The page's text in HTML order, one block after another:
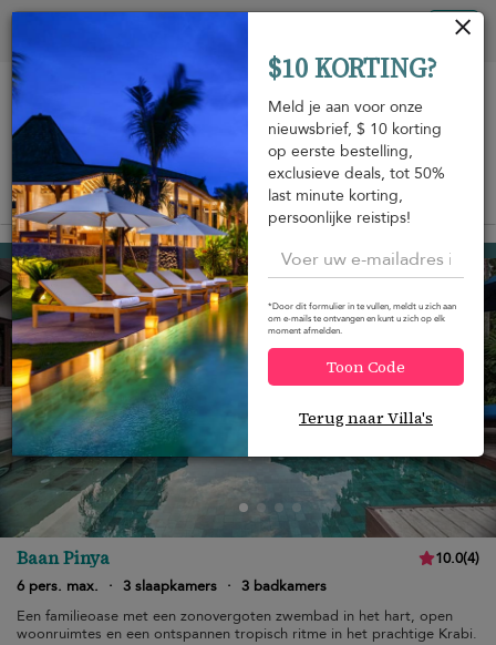
Bekijk op de kaart
Krabi vanUSD 573
Baan Pinya 10.0(4)
6 pers. max.
· 3 slaapkamers · 3 badkamers
Een familieoase met een zonovergoten zwembad in het hart, open
woonruimtes en een ontspannen tropisch ritme in het prachtige Krabi.
$10 KORTING?
Meld je aan voor onze
nieuwsbrief, $ 10 korting
op eerste bestelling,
exclusieve deals, tot 50%
last minute korting,
persoonlijke reistips!
*Door dit formulier in te vullen, meldt u zich aan
om e-mails te ontvangen en kunt u zich op elk
moment afmelden.
Toon Code
Terug naar Villa's
Cookies beheer paneel